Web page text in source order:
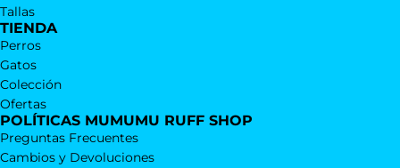
Tallas
TIENDA
Perros
Gatos
Colección
Ofertas
POLÍTICAS MUMUMU RUFF SHOP
Preguntas Frecuentes
Cambios y Devoluciones